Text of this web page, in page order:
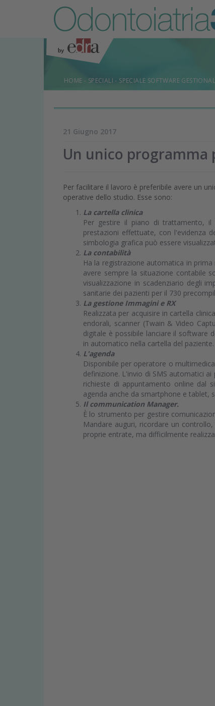
HOME - SPECIALI - SPECIALE SOFTWARE
21 Giugno 2017
Un unico
Per facilitare il lavoro è preferibile avere un
operative dello studio. Esse sono:
La cartella clinica
Per gestire il piano di trattamento,
prestazioni effettuate, con l'evidenza
simbologia grafica può essere
La contabilità
Ha la registrazione automatica in
avere sempre la situazione contabile
visualizzazione in scadenziario degli
sanitarie dei pazienti per il 730
La gestione Immagini e RX
Realizzata per acquisire in cartella
endorali, scanner (Twain & Video
digitale è possibile lanciare il software
in automatico nella cartella del paziente.
L'agenda
Disponibile per operatore o
definizione. L'invio di SMS automatici
richieste di appuntamento online dal
agenda anche da smartphone e tablet,
Il communication Manager.
È lo strumento per gestire
Mandare auguri, ricordare un
proprie entrate, ma difficilmente